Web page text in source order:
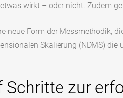
wirkt – oder nicht. Zudem
neue Form der Messmethodik,
Skalierung (NDMS) die
Schritte zur